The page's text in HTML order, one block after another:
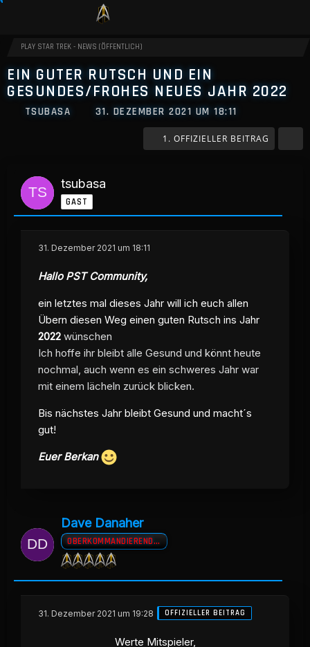
PLAY STAR TREK - NEWS (ÖFFENTLICH)
EIN GUTER RUTSCH UND EIN
GESUNDES/FROHES NEUES JAHR 2022
TSUBASA 31. DEZEMBER 2021 UM 18:11
1. OFFIZIELLER BEITRAG
tsubasa
GAST
31. Dezember 2021 um 18:11
Hallo PST Community,
ein letztes mal dieses Jahr will ich euch allen
Übern diesen Weg einen guten Rutsch ins Jahr
2022 wünschen
Ich hoffe ihr bleibt alle Gesund und könnt heute
nochmal, auch wenn es ein schweres Jahr war
mit einem lächeln zurück blicken.
Bis nächstes Jahr bleibt Gesund und macht´s
gut!
Euer Berkan
Dave Danaher
OBERKOMMANDIERENDER A.D
31. Dezember 2021 um 19:28 OFFIZIELLER BEITRAG
Werte Mitspieler,